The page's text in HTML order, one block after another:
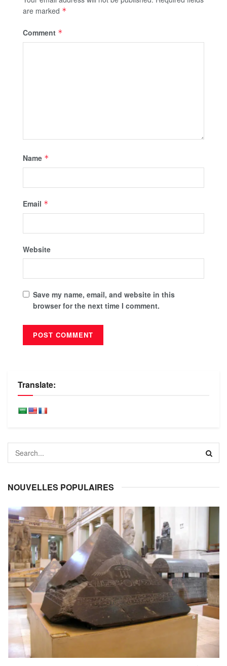
are marked *
Comment *
Name *
Email *
Website
Save my name, email, and website in this
browser for the next time I comment.
Translate:
NOUVELLES POPULAIRES